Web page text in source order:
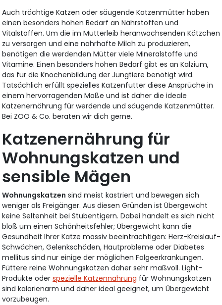
Auch trächtige Katzen oder säugende Katzenmütter haben
einen besonders hohen Bedarf an Nährstoffen und
Vitalstoffen. Um die im Mutterleib heranwachsenden Kätzchen
zu versorgen und eine nahrhafte Milch zu produzieren,
benötigen die werdenden Mütter viele Mineralstoffe und
Vitamine. Einen besonders hohen Bedarf gibt es an Kalzium,
das für die Knochenbildung der Jungtiere benötigt wird.
Tatsächlich erfüllt spezielles Katzenfutter diese Ansprüche in
einem hervorragenden Maße und ist daher die ideale
Katzenernährung für werdende und säugende Katzenmütter.
Bei ZOO & Co. beraten wir dich gerne.
Katzenernährung für
Wohnungskatzen und
sensible Mägen
Wohnungskatzen sind meist kastriert und bewegen sich
weniger als Freigänger. Aus diesen Gründen ist Übergewicht
keine Seltenheit bei Stubentigern. Dabei handelt es sich nicht
bloß um einen Schönheitsfehler; Übergewicht kann die
Gesundheit Ihrer Katze massiv beeinträchtigen: Herz-Kreislauf-
Schwächen, Gelenkschäden, Hautprobleme oder Diabetes
mellitus sind nur einige der möglichen Folgeerkrankungen.
Füttere reine Wohnungskatzen daher sehr maßvoll. Light-
Produkte oderspezielle Katzennahrung für Wohnungskatzen
sind kalorienarm und daher ideal geeignet, um Übergewicht
vorzubeugen.